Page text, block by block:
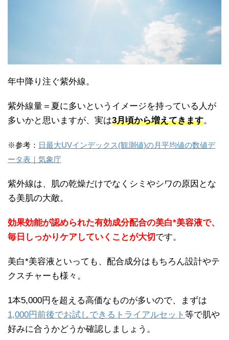
年中降り注ぐ紫外線。
紫外線量＝夏に多いというイメージを持っている人が
多いかと思いますが、実は3月頃から増えてきます。
※参考： 日最大UVインデックス(観測値)の月平均値の数値デ
ータ表｜気象庁
紫外線は、肌の乾燥だけでなくシミやシワの原因とな
る美肌の大敵。
効果効能が認められた有効成分配合の美白*美容液で、
毎日しっかりケアしていくことが大切 です。
美白*美容液といっても、配合成分はもちろん設計やテ
クスチャーも様々。
1本5,000円を超える高価なものが多いので、まずは
1,000円前後でお試しできるトライアルセット 等で肌や
好みに合うかどうか確認しましょう。